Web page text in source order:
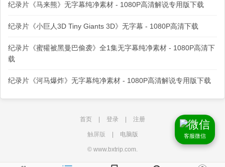
纪录片《马来熊》无字幕纯净素材 - 1080P高清解说专用版下载
纪录片《小巨人3D Tiny Giants 3D》无字幕 - 1080P高清下载
纪录片《蜜獾被黑曼巴偷袭》全1集无字幕纯净素材 - 1080P高清下
载
纪录片《河马爆炸》无字幕纯净素材 - 1080P高清解说专用版下载
客服微信
首页 登录 注册
触屏版 电脑版
© www.bxtrip.com.